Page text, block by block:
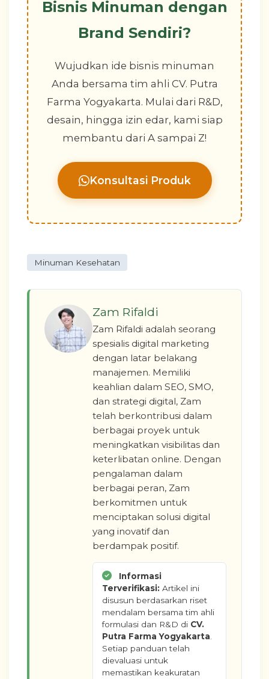
Bisnis Minuman dengan
Brand Sendiri?
Wujudkan ide bisnis minuman
Anda bersama tim ahli CV. Putra
Farma Yogyakarta. Mulai dari R&D,
desain, hingga izin edar, kami siap
membantu dari A sampai Z!
Konsultasi Produk
Minuman Kesehatan
Zam Rifaldi
Zam Rifaldi adalah seorang
spesialis digital marketing
dengan latar belakang
manajemen. Memiliki
keahlian dalam SEO, SMO,
dan strategi digital, Zam
telah berkontribusi dalam
berbagai proyek untuk
meningkatkan visibilitas dan
keterlibatan online. Dengan
pengalaman dalam
berbagai peran, Zam
berkomitmen untuk
menciptakan solusi digital
yang inovatif dan
berdampak positif.
Informasi
Terverifikasi: Artikel ini
disusun berdasarkan riset
mendalam bersama tim ahli
formulasi dan R&D di CV.
Putra Farma Yogyakarta.
Setiap panduan telah
dievaluasi untuk
memastikan keakuratan